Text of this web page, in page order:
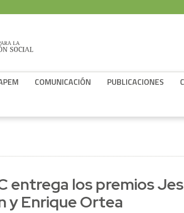
COMUNICACIÓN PUBLICACIONES
entrega los premios
y Enrique Ortea